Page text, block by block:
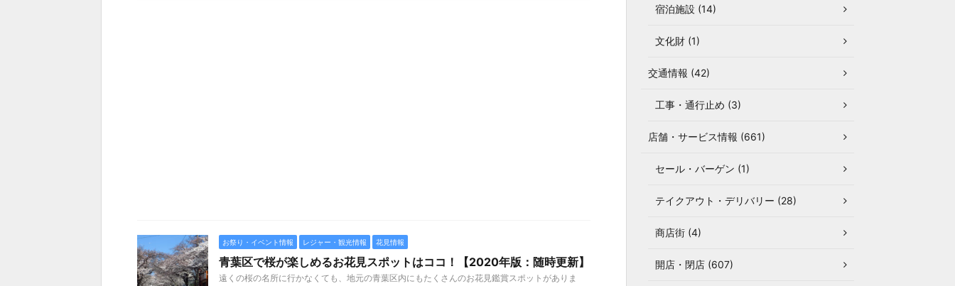
お祭り・イベント情報 レジャー・観光情報 花見情報
青葉区で桜が楽しめるお花見スポットはココ！【2020年版：随時更新】
遠くの桜の名所に行かなくても、地元の青葉区内にもたくさんのお花見鑑賞スポットがありま
宿泊施設 (14)
文化財 (1)
交通情報 (42)
工事・通行止め (3)
店舗・サービス情報 (661)
セール・バーゲン (1)
テイクアウト・デリバリー (28)
商店街 (4)
開店・閉店 (607)